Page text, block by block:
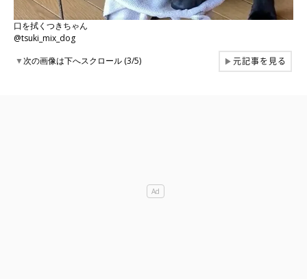
口を拭くつきちゃん
@tsuki_mix_dog
▼次の画像は下へスクロール (3/5) ▶元記事を見る